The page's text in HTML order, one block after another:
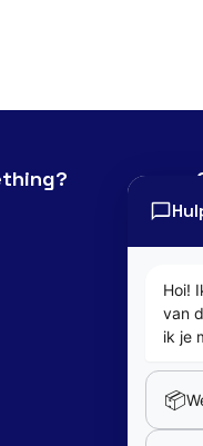
Hoi!
van
ik je
📦